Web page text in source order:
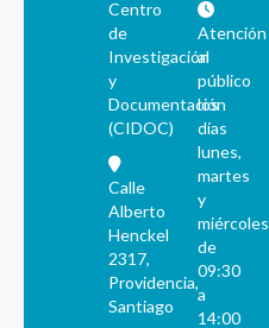
Centro
de
Investigación
y
Documentación
(CIDOC)
Calle
Alberto
Henckel
2317,
Providencia,
Santiago
Atención
al
público
los
días
lunes,
martes
y
miércoles
de
09:30
a
14:00